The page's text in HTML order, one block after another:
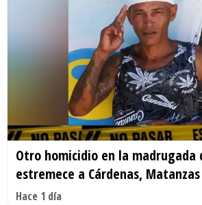
Otro homicidio en la madrugada
estremece a Cárdenas, Matanzas
Hace 1 día